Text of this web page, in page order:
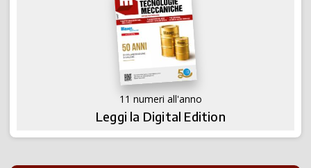
11 numeri all'anno
Leggi la Digital Edition